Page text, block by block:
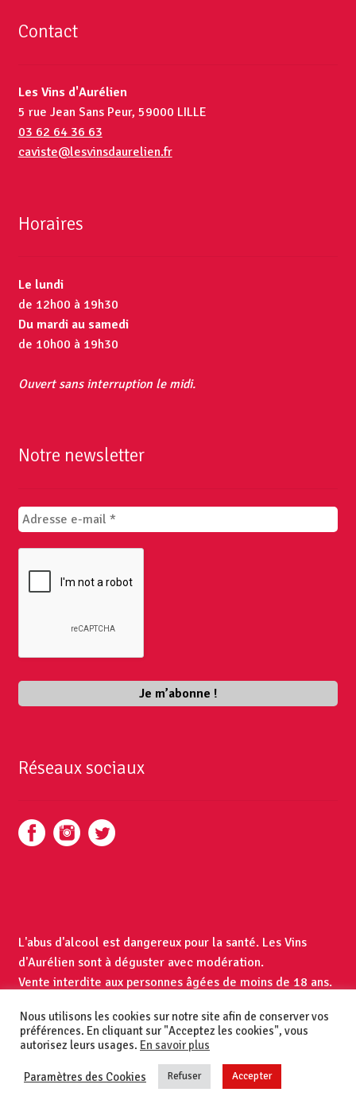
Contact
Les Vins d'Aurélien
5 rue Jean Sans Peur, 59000 LILLE
03 62 64 36 63
caviste@lesvinsdaurelien.fr
Horaires
Le lundi
de 12h00 à 19h30
Du mardi au samedi
de 10h00 à 19h30
Ouvert sans interruption le midi.
Notre newsletter
Réseaux sociaux
L'abus d'alcool est dangereux pour la santé. Les Vins
d'Aurélien sont à déguster avec modération.
Vente interdite aux personnes âgées de moins de 18 ans.
© Les Vins d'Aurélien 2020
Nous utilisons les cookies sur notre site afin de conserver vos
préférences. En cliquant sur "Acceptez les cookies", vous
autorisez leurs usages. En savoir plus
Paramètres des Cookies Refuser Accepter